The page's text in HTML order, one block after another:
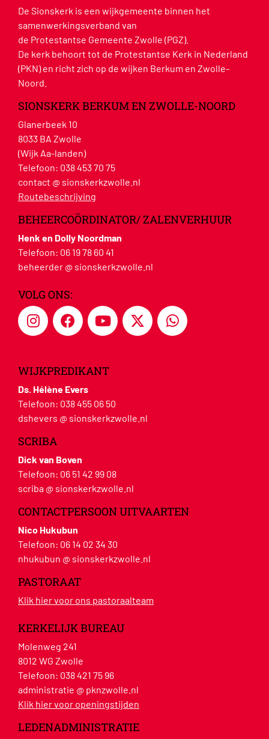
De Sionskerk is een wijkgemeente binnen het
samenwerkingsverband van
de Protestantse Gemeente Zwolle (PGZ).
De kerk behoort tot de Protestantse Kerk in Nederland
(PKN) en richt zich op de wijken Berkum en Zwolle-
Noord.
SIONSKERK BERKUM EN ZWOLLE-NOORD
Glanerbeek 10
8033 BA Zwolle
(Wijk Aa-landen)
Telefoon: 038 453 70 75
contact @ sionskerkzwolle.nl
Routebeschrijving
BEHEERCOÖRDINATOR/ ZALENVERHUUR
Henk en Dolly Noordman
Telefoon: 06 19 78 60 41
beheerder @ sionskerkzwolle.nl
VOLG ONS:
WIJKPREDIKANT
Ds. Hélène Evers
Telefoon: 038 455 06 50
dshevers @ sionskerkzwolle.nl
SCRIBA
Dick van Boven
Telefoon: 06 51 42 99 08
scriba @ sionskerkzwolle.nl
CONTACTPERSOON UITVAARTEN
Nico Hukubun
Telefoon: 06 14 02 34 30
nhukubun @ sionskerkzwolle.nl
PASTORAAT
Klik hier voor ons pastoraalteam
KERKELIJK BUREAU
Molenweg 241
8012 WG Zwolle
Telefoon: 038 421 75 96
administratie @ pknzwolle.nl
Klik hier voor openingstijden
LEDENADMINISTRATIE